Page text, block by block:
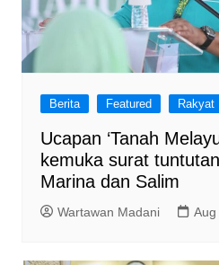
Berita Featured Rakyat
Ucapan ‘Tanah
kemuka surat
Marina dan Salim
Wartawan Madani Aug